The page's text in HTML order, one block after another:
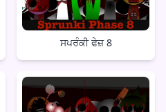
ਸਪਰੰਕੀ ਫੇਜ਼ 8